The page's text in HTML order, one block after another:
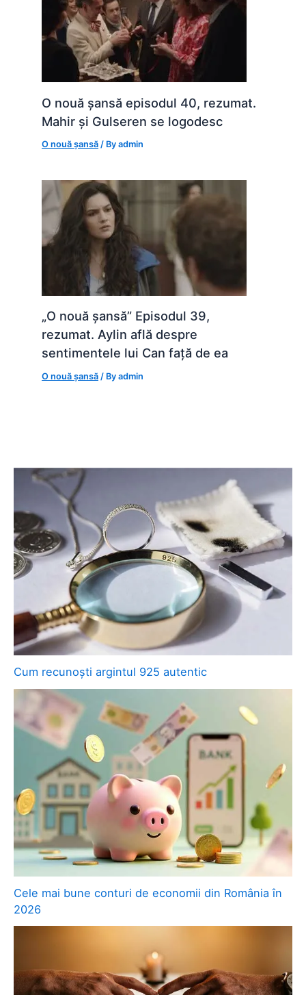
O nouă șansă episodul 40, rezumat.
Mahir și Gulseren se logodesc
O nouă șansă / Byadmin
„O nouă șansă” Episodul 39,
rezumat. Aylin află despre
sentimentele lui Can față de ea
O nouă șansă / Byadmin
Cum recunoști argintul 925 autentic
Cele mai bune conturi de economii din România în
2026